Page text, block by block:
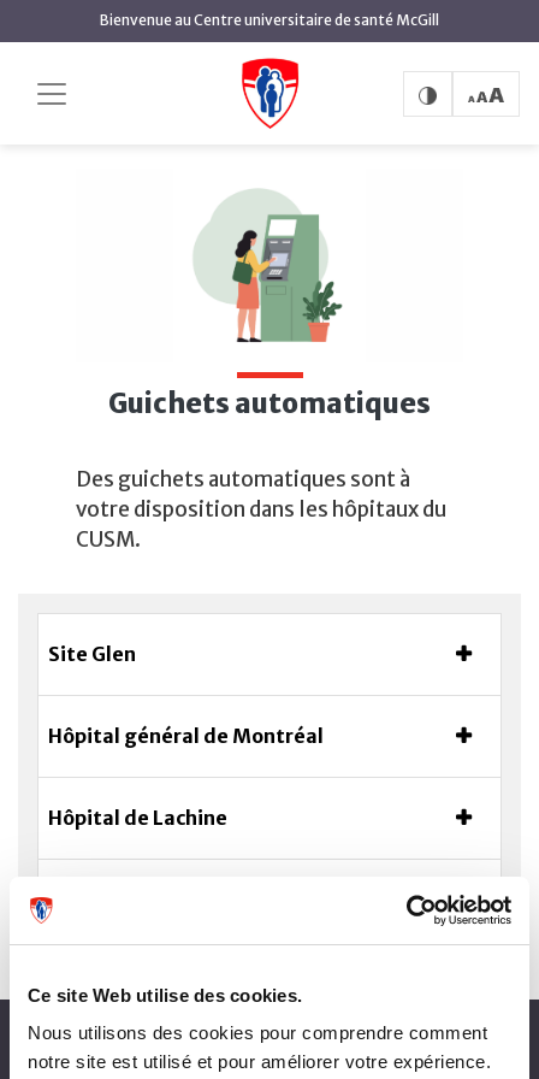
Ce site Web utilise des cookies.
Nous utilisons des cookies pour comprendre comment
notre site est utilisé et pour améliorer votre expérience.
principal
Bienvenue au Centre universitaire de santé McGill
Guichets automatiques
Guichets automatiques
Guichets automatiques
Des guichets automatiques sont à
votre disposition dans les hôpitaux du
CUSM.
Site Glen
Hôpital général de Montréal
Hôpital de Lachine
Hôpital neurologique de Montréal
À propos du CUSM